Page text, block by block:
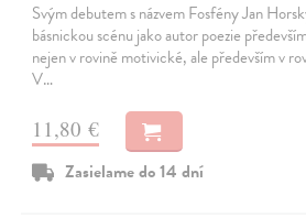
Svým debutem s názvem Fosfény Jan
básnickou scénu jako autor poezie
nejen v rovině motivické, ale především v
V…
11,80 €
Zasielame do 14 dní